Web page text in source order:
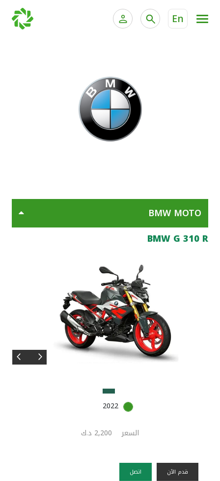
En
الخدمات المصرفية الإلكترونية للشركات
خدمة "بيتك" للتداول الإلكتروني
جميع السيارات
اتصل بنا
مواقع الفروع وأجهزة الصرف الآلي
ماليزيا
BMW MOTO
BMW G 310 R
2022
السعر
قدم الآن اتصل